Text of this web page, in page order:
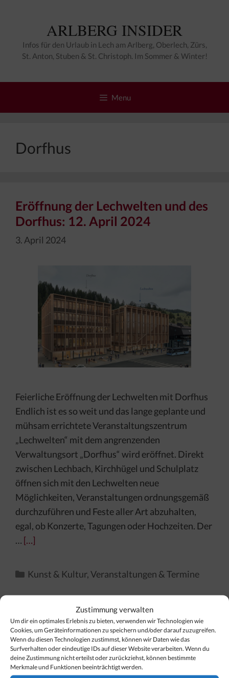
Zustimmung verwalten
Um dir ein optimales Erlebnis zu bieten, verwenden wir Technologien wie
Cookies, um Geräteinformationen zu speichern und/oder darauf zuzugreifen.
Wenn du diesen Technologien zustimmst, können wir Daten wie das
Surfverhalten oder eindeutige IDs auf dieser Website verarbeiten. Wenn du
deine Zustimmung nicht erteilst oder zurückziehst, können bestimmte
Merkmale und Funktionen beeinträchtigt werden.
ARLBERG INSIDER
Infos für den Urlaub in Lech am Arlberg, Oberlech, Zürs,
St. Anton, Stuben & St. Christoph. Im Sommer & Winter!
Menu
Dorfhus
Eröffnung der Lechwelten und des
Dorfhus: 12. April 2024
3. April 2024
Feierliche Eröffnung der Lechwelten mit Dorfhus
Endlich ist es so weit und das lange geplante und
mühsam errichtete Veranstaltungszentrum
„Lechwelten“ mit dem angrenzenden
Verwaltungsort „Dorfhus“ wird eröffnet. Direkt
zwischen Lechbach, Kirchhügel und Schulplatz
öffnen sich mit den Lechwelten neue
Möglichkeiten, Veranstaltungen ordnungsgemäß
durchzuführen und Feste aller Art abzuhalten,
egal, ob Konzerte, Tagungen oder Hochzeiten. Der
… […]
Kategorien
Kunst & Kultur,Veranstaltungen & Termine
Finden Sie Ihr Thema…
Suchen